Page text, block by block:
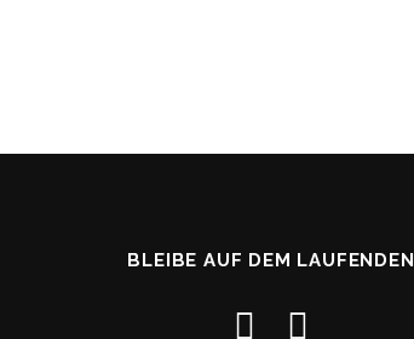
BLEIBE AUF DEM LAUFENDEN